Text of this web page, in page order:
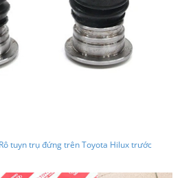
tuyn trụ đứng trên Toyota Hilux trước